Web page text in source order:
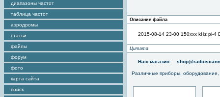
диапазоны частот
таблица частот
аэродромы
статьи
файлы
форум
фото
карта сайта
поиск
Описание файла
2015-08-14 23-00 150xxx kHz pi-4
Цитата
Наш магазин:
Различные приборы,